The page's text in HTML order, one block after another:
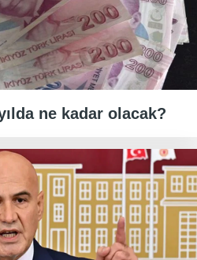
ne kadar olacak?